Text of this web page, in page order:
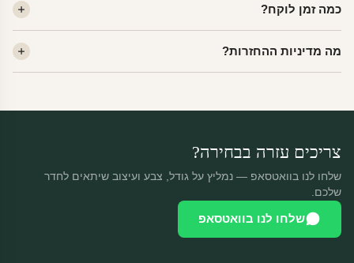
הצבעים זמינים ללא תוספת מחיר.
כמה זמן לוקח?
14:00 — יצאו באותו יום.
מה מדיניות ההחזרות?
צריכים עזרה בבחירה?
שלחו לנו בוואטסאפ — נמליץ על גודל, צבע ועיצוב שיתאים לחדר
שלכם.
שלחו לנו בוואטסאפ